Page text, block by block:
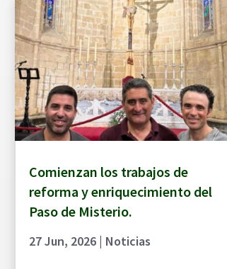
Comienzan los trabajos de
reforma y enriquecimiento del
Paso de Misterio.
27 Jun, 2026| Noticias